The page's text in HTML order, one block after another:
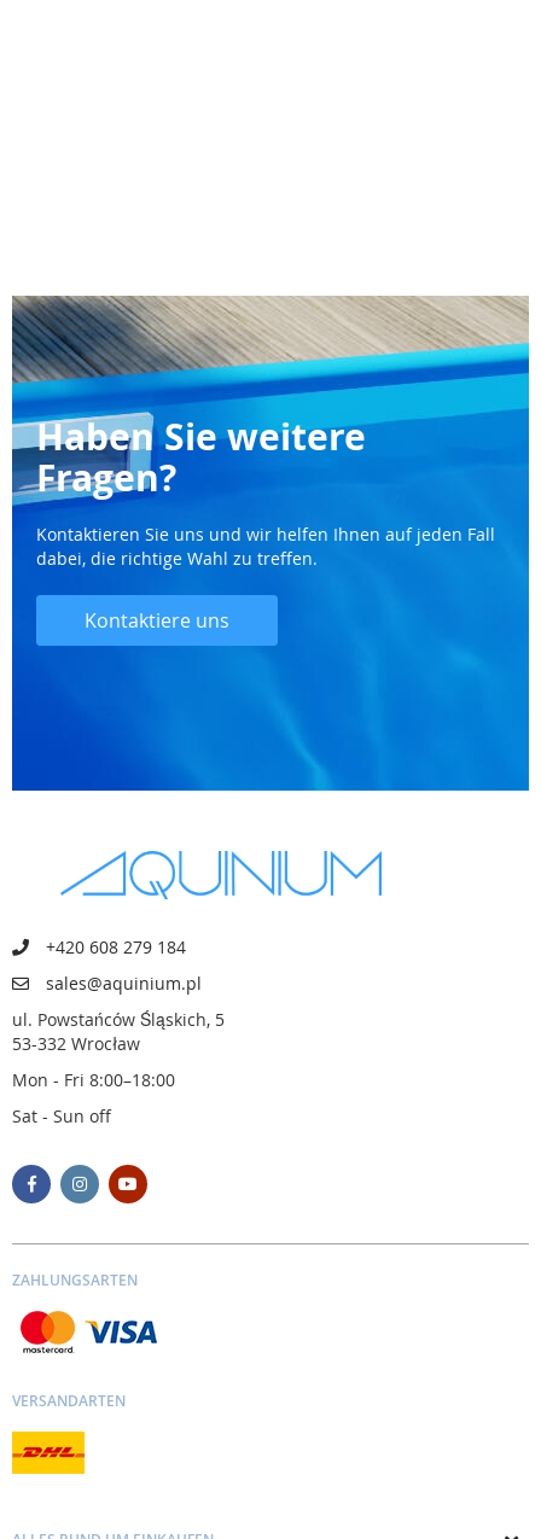
Haben Sie weitere
Fragen?
Kontaktieren Sie uns und wir helfen Ihnen auf jeden Fall
dabei, die richtige Wahl zu treffen.
Kontaktiere uns
+420 608 279 184
sales@aquinium.pl
ul. Powstańców Śląskich, 5
53-332 Wrocław
Mon - Fri 8:00–18:00
Sat - Sun off
ZAHLUNGSARTEN
VERSANDARTEN